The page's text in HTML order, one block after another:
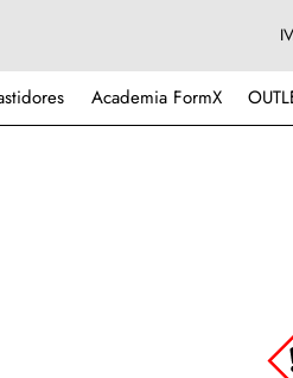
Academia FormX